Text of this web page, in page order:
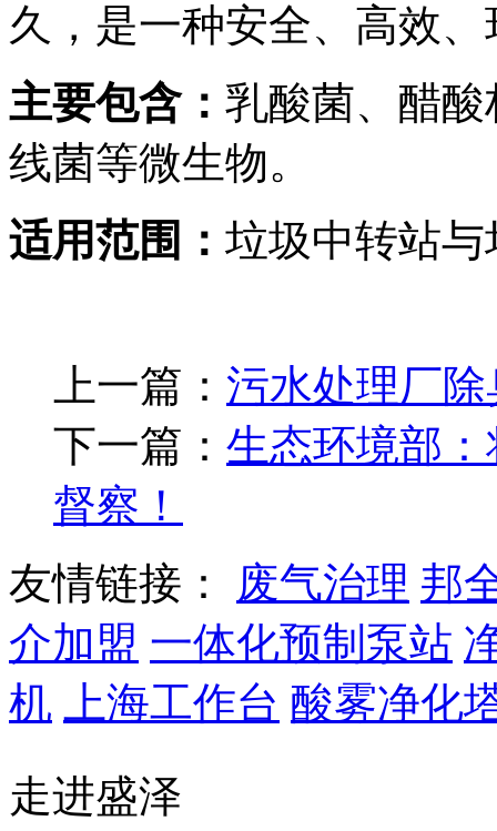
久，是一种安全、高效
主要包含： 乳酸菌、醋
线菌等微生物。
适用范围： 垃圾中转站
上一篇： 污水处理厂
下一篇： 生态环境部
督察！
友情链接： 废气治理 邦
介加盟 一体化预制泵站
机
上海工作台 酸雾净化
走进盛泽